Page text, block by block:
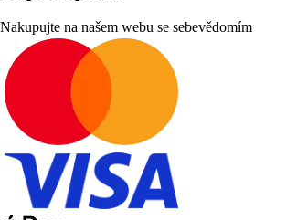
Nakupujte na našem webu se sebevědomím